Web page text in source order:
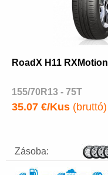
RoadX H11 RXMotion
155/70R13 - 75T
35.07 €/Kus (bruttó)
Zásoba: